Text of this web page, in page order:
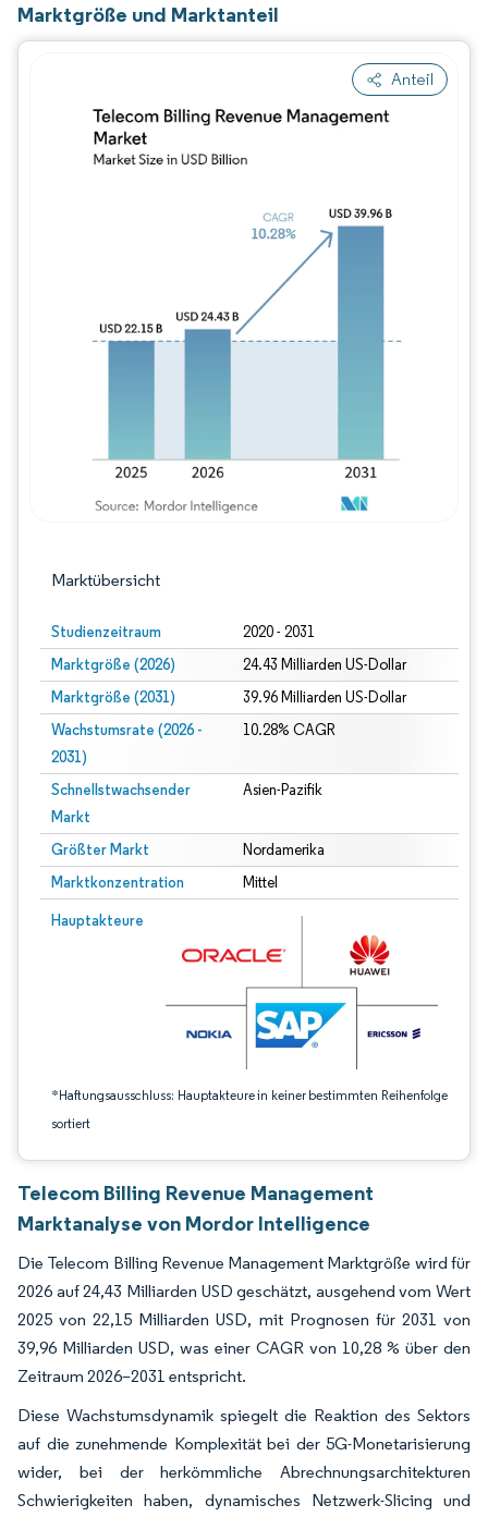
Marktgröße und Marktanteil
Anteil
Marktübersicht
Studienzeitraum 2020 - 2031
Marktgröße (2026) 24.43 Milliarden US-Dollar
Marktgröße (2031) 39.96 Milliarden US-Dollar
Wachstumsrate (2026 -
2031)
10.28% CAGR
Schnellstwachsender
Markt
Asien-Pazifik
Größter Markt Nordamerika
Marktkonzentration Mittel
Hauptakteure
*Haftungsausschluss: Hauptakteure in keiner bestimmten Reihenfolge
sortiert
Bild © Mordor Intelligence. Wiederverwendung erfordert Namensnennung
Bild © Mordor Intelligence.
Telecom Billing Revenue Management
Marktanalyse von Mordor Intelligence
Die Telecom Billing Revenue Management Marktgröße wird für
2026 auf 24,43 Milliarden USD geschätzt, ausgehend vom Wert
2025 von 22,15 Milliarden USD, mit Prognosen für 2031 von
39,96 Milliarden USD, was einer CAGR von 10,28 % über den
Zeitraum 2026–2031 entspricht.
Diese Wachstumsdynamik spiegelt die Reaktion des Sektors
auf die zunehmende Komplexität bei der 5G-Monetarisierung
wider, bei der herkömmliche Abrechnungsarchitekturen
Schwierigkeiten haben, dynamisches Netzwerk-Slicing und